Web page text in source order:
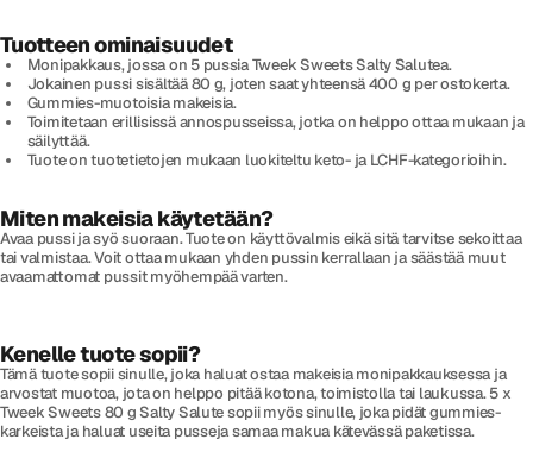
Tuotteen ominaisuudet
Monipakkaus, jossa on 5 pussia Tweek Sweets Salty Salutea.
Jokainen pussi sisältää 80 g, joten saat yhteensä 400 g per ostokerta.
Gummies-muotoisia makeisia.
Toimitetaan erillisissä annospusseissa, jotka on helppo ottaa mukaan ja
säilyttää.
Tuote on tuotetietojen mukaan luokiteltu keto- ja LCHF-kategorioihin.
Miten makeisia käytetään?
Avaa pussi ja syö suoraan. Tuote on käyttövalmis eikä sitä tarvitse sekoittaa
tai valmistaa. Voit ottaa mukaan yhden pussin kerrallaan ja säästää muut
avaamattomat pussit myöhempää varten.
Kenelle tuote sopii?
Tämä tuote sopii sinulle, joka haluat ostaa makeisia monipakkauksessa ja
arvostat muotoa, jota on helppo pitää kotona, toimistolla tai laukussa. 5 x
Tweek Sweets 80 g Salty Salute sopii myös sinulle, joka pidät gummies-
karkeista ja haluat useita pusseja samaa makua kätevässä paketissa.